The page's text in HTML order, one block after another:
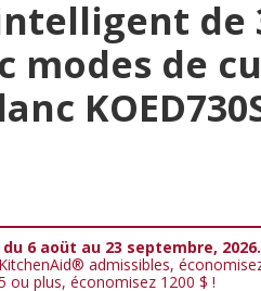
de
modes de
6 aoüt au 23 septembre, 2026.
admissibles,
ou plus, économisez 1200 $ !